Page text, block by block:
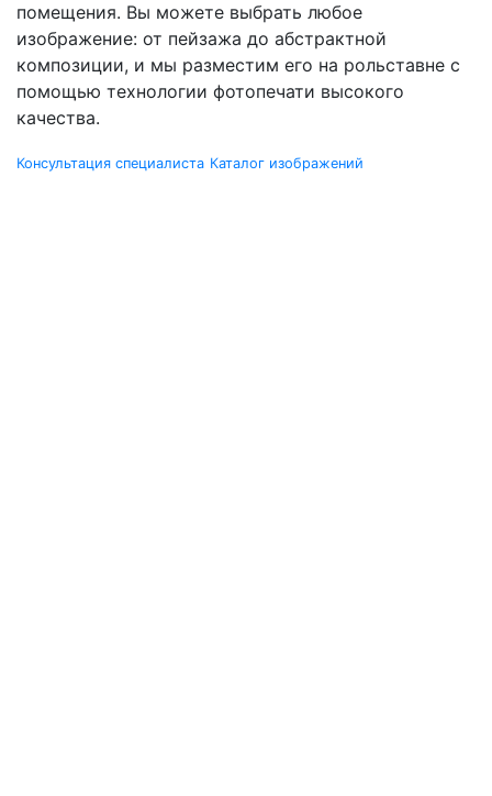
помещения. Вы можете выбрать любое
изображение: от пейзажа до абстрактной
композиции, и мы разместим его на рольставне с
помощью технологии фотопечати высокого
качества.
Консультация специалиста Каталог изображений